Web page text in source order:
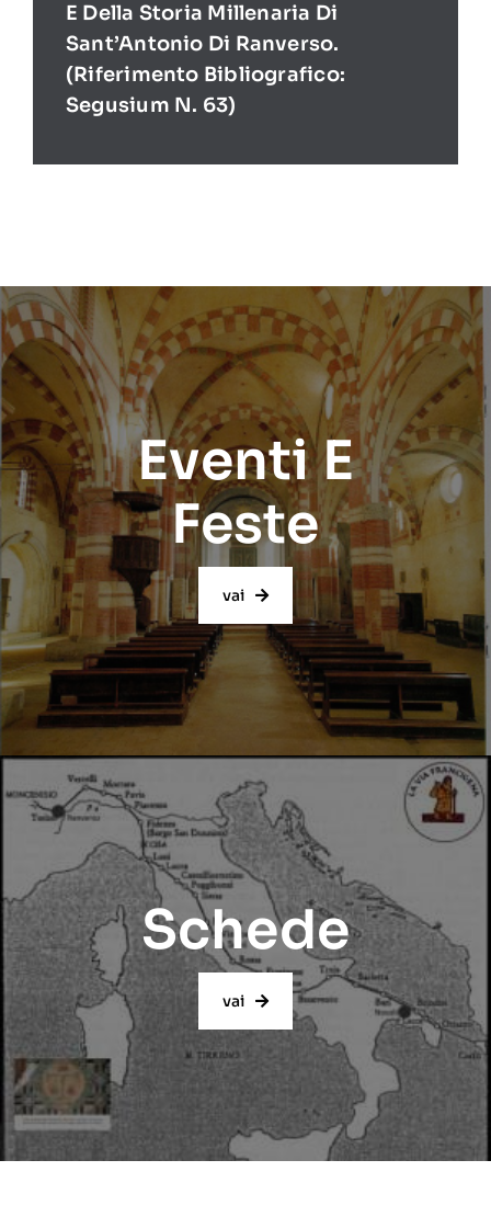
E Della Storia Millenaria Di
Sant’Antonio Di Ranverso.
(Riferimento Bibliografico:
Segusium N. 63)
Eventi E
Feste
vai
Schede
vai